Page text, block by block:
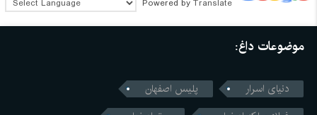
Powered by Translate
موضوعات داغ:
دنیای اسرار
پلیس اصفهان